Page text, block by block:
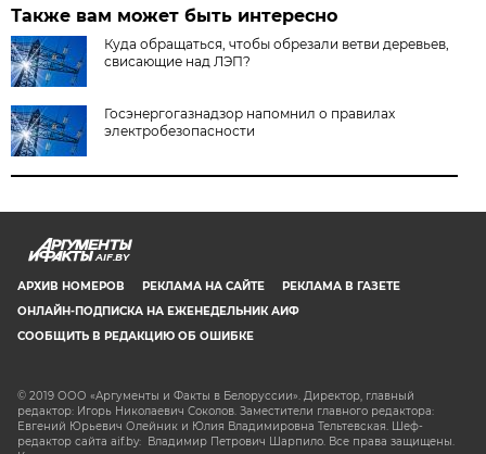
Также вам может быть интересно
Куда обращаться, чтобы обрезали ветви деревьев,
свисающие над ЛЭП?
Госэнергогазнадзор напомнил о правилах
электробезопасности
AIF.BY
АРХИВ НОМЕРОВ РЕКЛАМА НА САЙТЕ
РЕКЛАМА В ГАЗЕТЕ
ОНЛАЙН-ПОДПИСКА НА ЕЖЕНЕДЕЛЬНИК АИФ
СООБЩИТЬ В РЕДАКЦИЮ ОБ ОШИБКЕ
© 2019 ООО «Аргументы и Факты в Белоруссии». Директор, главный
редактор: Игорь Николаевич Соколов. Заместители главного редактора:
Евгений Юрьевич Олейник и Юлия Владимировна Тельтевская. Шеф-
редактор сайта aif.by: Владимир Петрович Шарпило. Все права защищены.